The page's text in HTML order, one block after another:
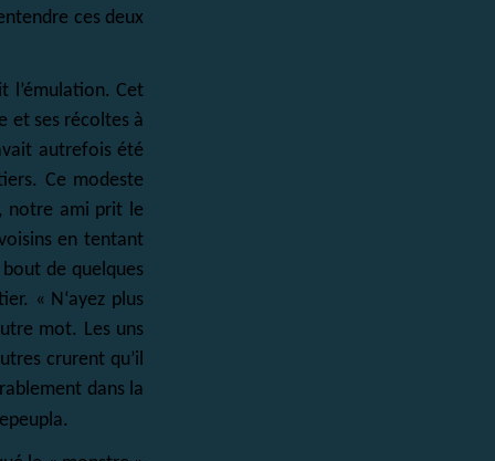
ces deux
l’émulation. Cet
et ses récoltes à
autrefois été
Ce modeste
notre ami prit le
en tentant
de quelques
« N‘ayez plus
mot. Les uns
crurent qu’il
dans la